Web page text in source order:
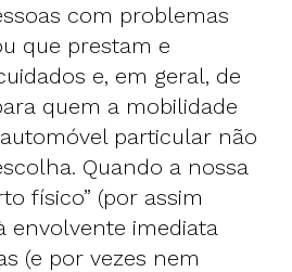
com problemas
que prestam e
e, em geral, de
quem a mobilidade
particular não
Quando a nossa
físico” (por assim
envolvente imediata
(e por vezes nem